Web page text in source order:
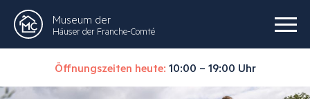
Museum der
Häuser der Franche-Comté
Öffnungszeiten heute: 10:00 – 19:00 Uhr